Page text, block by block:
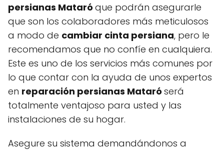
persianas Mataró que podrán asegurarle
que son los colaboradores más meticulosos
a modo de cambiar cinta persiana, pero le
recomendamos que no confíe en cualquiera.
Este es uno de los servicios más comunes por
lo que contar con la ayuda de unos expertos
en reparación persianas Mataró será
totalmente ventajoso para usted y las
instalaciones de su hogar.
Asegure su sistema demandándonos a